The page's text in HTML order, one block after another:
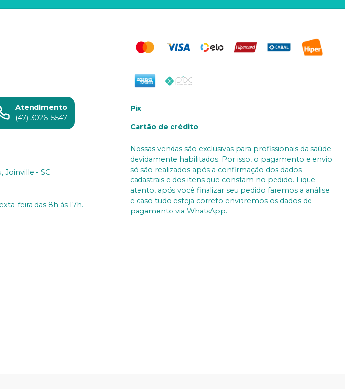
Atendimento
(47) 3026-5547
Joinville - SC
feira das 8h às 17h.
Pix
Cartão de crédito
Nossas vendas são exclusivas para profissionais da saúde
devidamente habilitados. Por isso, o pagamento e envio
só são realizados após a confirmação dos dados
cadastrais e dos itens que constam no pedido. Fique
atento, após você finalizar seu pedido faremos a análise
e caso tudo esteja correto enviaremos os dados de
pagamento via WhatsApp.